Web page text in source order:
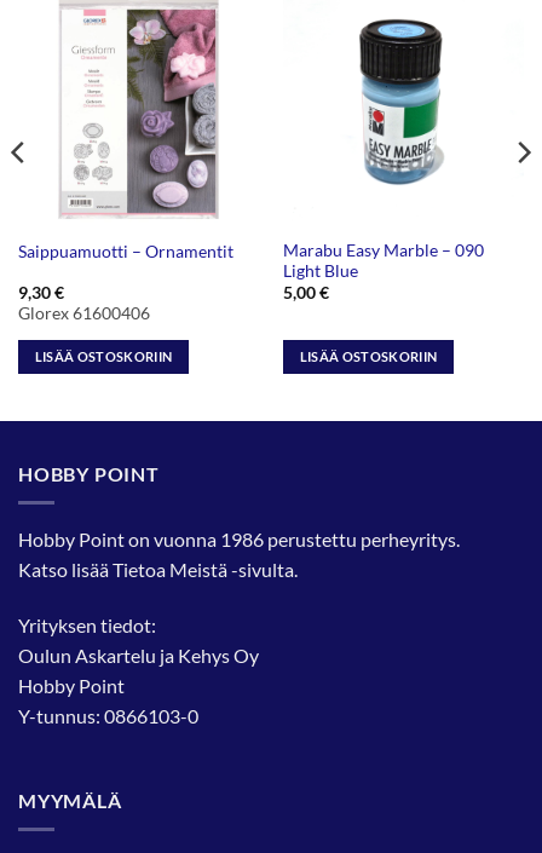
Saippuamuotti – Ornamentit
9,30€
Glorex 61600406
LISÄÄ OSTOSKORIIN
Marabu Easy Marble – 090
Light Blue
5,00€
LISÄÄ OSTOSKORIIN
HOBBY POINT
Hobby Point on vuonna 1986 perustettu perheyritys.
Katso lisääTietoa Meistä-sivulta.
Yrityksen tiedot:
Oulun Askartelu ja Kehys Oy
Hobby Point
Y-tunnus: 0866103-0
MYYMÄLÄ